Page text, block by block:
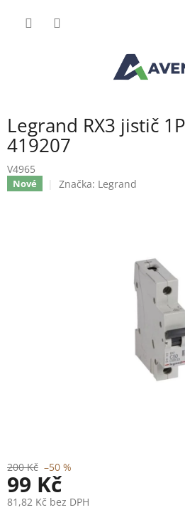
Legrand RX3 jistič
419207
V4965
Nové Značka: Legrand
200 Kč –50 %
99 Kč
81,82 Kč bez DPH